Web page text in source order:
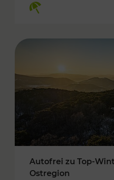
Autofrei zu Top-
Ostregion